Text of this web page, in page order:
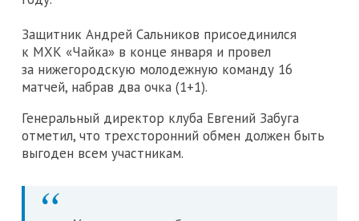
Защитник Андрей Сальников присоединился
к МХК «Чайка» в конце января и провел
за нижегородскую молодежную команду 16
матчей, набрав два очка (1+1).
Генеральный директор клуба Евгений Забуга
отметил, что трехсторонний обмен должен быть
выгоден всем участникам.